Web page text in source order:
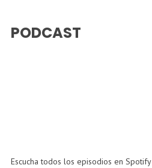
PODCAST
Escucha todos los episodios en Spotify